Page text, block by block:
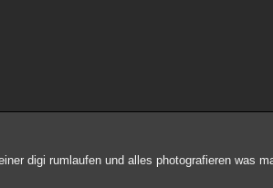
digi rumlaufen und alles photografieren was